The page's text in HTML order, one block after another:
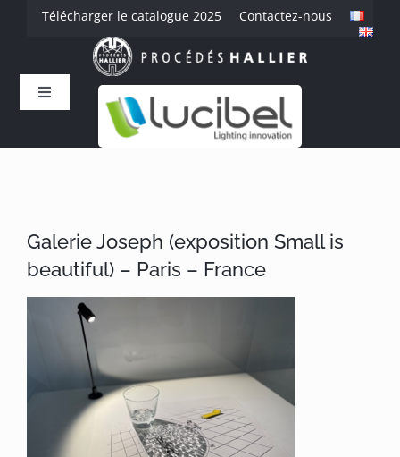
PasserTélécharger le catalogue 2025 Contactez-nous
Toggle
Navigation
Savoir-faire
Produits
Références
Galerie Joseph (exposition Small is
beautiful) – Paris – France